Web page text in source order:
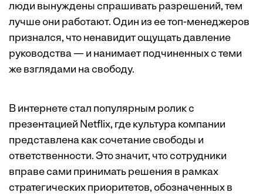
люди вынуждены спрашивать разрешений, тем
лучше они работают. Один из ее топ-менеджеров
признался, что ненавидит ощущать давление
руководства — и нанимает подчиненных с теми
же взглядами на свободу.
В интернете стал популярным ролик с
презентацией Netflix, где культура компании
представлена как сочетание свободы и
ответственности. Это значит, что сотрудники
вправе сами принимать решения в рамках
стратегических приоритетов, обозначенных в